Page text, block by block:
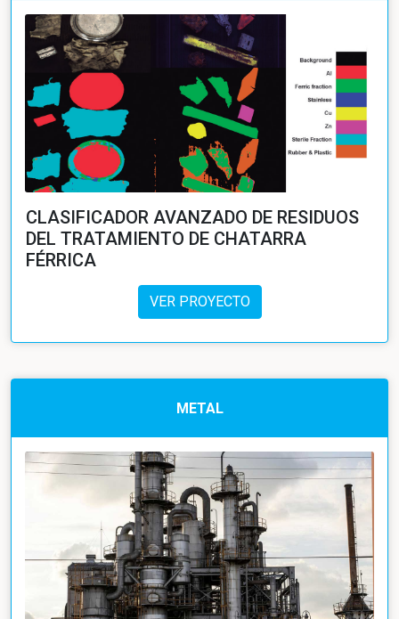
CLASIFICADOR AVANZADO DE RESIDUOS
DEL TRATAMIENTO DE CHATARRA
FÉRRICA
VER PROYECTO
METAL